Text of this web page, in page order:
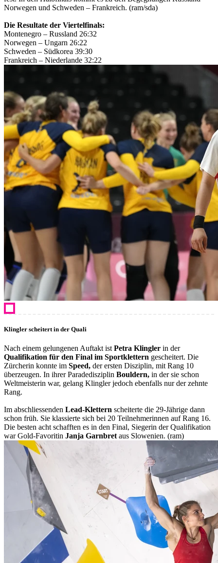
Norwegen und Schweden – Frankreich. (ram/sda)
Die Resultate der Viertelfinals:
Montenegro – Russland 26:32
Norwegen – Ungarn 26:22
Schweden – Südkorea 39:30
Frankreich – Niederlande 32:22
Klingler scheitert in der Quali
Nach einem gelungenen Auftakt ist Petra Klingler in der
Qualifikation für den Final im Sportklettern gescheitert. Die
Zürcherin konnte im Speed, der ersten Disziplin, mit Rang 10
überzeugen. In ihrer Paradedisziplin Bouldern, in der sie schon
Weltmeisterin war, gelang Klingler jedoch ebenfalls nur der zehnte
Rang.
Im abschliessenden Lead-Klettern scheiterte die 29-Jährige dann
schon früh. Sie klassierte sich bei 20 Teilnehmerinnen auf Rang 16.
Die besten acht schafften es in den Final, Siegerin der Qualifikation
war Gold-Favoritin Janja Garnbret aus Slowenien. (ram)